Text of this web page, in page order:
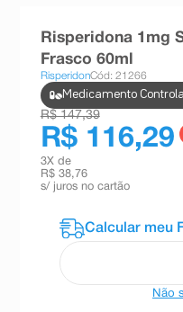
Risperidona 1mg
Frasco 60ml
RisperidonCód: 21266
Medicamento
R$ 147,39
R$ 116,29
3X de
R$ 38,76
s/ juros no cartão
Não
esmalte
10ºabsorvente